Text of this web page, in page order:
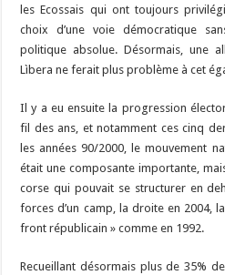
les Ecossais qui ont toujours
choix d’une voie démocratique
politique absolue. Désormais, une
Lìbera ne ferait plus problème à cet
Il y a eu ensuite la progression
fil des ans, et notamment ces cinq
les années 90/2000, le mouvement
était une composante importante,
corse qui pouvait se structurer en
forces d’un camp, la droite en 2004,
front républicain » comme en 1992.
Recueillant désormais plus de 35%